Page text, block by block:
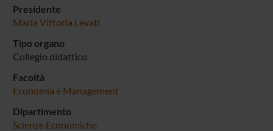
Presidente
Maria Vittoria Levati
Tipo organo
Collegio didattico
Facoltà
Economia e Management
Dipartimento
Scienze Economiche